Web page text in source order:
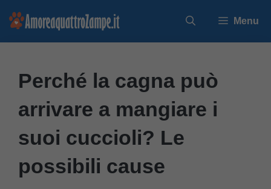
Vai
Menu
Perché la cagna può
arrivare a mangiare i
suoi cuccioli? Le
possibili cause